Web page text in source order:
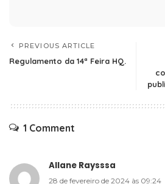
PREVIOUS ARTICLE
Regulamento da 14ª Feira HQ.
1 Comment
Allane Raysssa
28 de fevereiro de 2024 às 09:24